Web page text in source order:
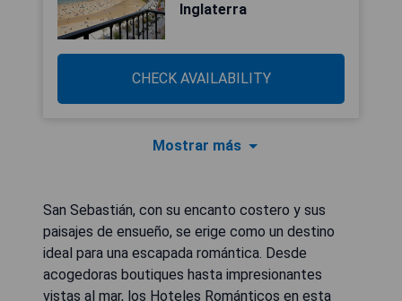
Inglaterra
CHECK AVAILABILITY
Mostrar más
San Sebastián, con su encanto costero y sus
paisajes de ensueño, se erige como un destino
ideal para una escapada romántica. Desde
acogedoras boutiques hasta impresionantes
vistas al mar, los Hoteles Románticos en esta